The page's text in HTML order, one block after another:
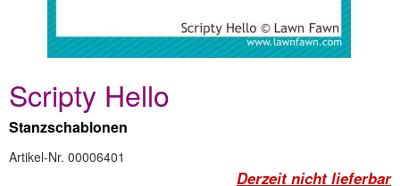
Scripty Hello
Stanzschablonen
Artikel-Nr. 00006401
Derzeit nicht lieferbar